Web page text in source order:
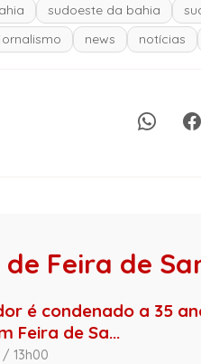
sudoeste da bahia
jornalismo news notícias
Feira de
é condenado a 35
Feira de Sa...
/ 13h00